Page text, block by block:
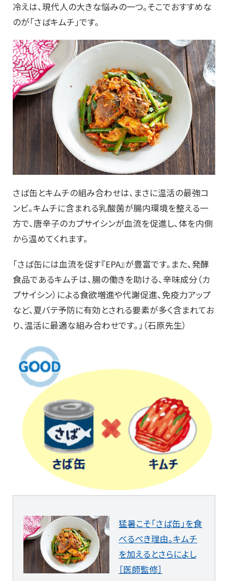
冷えは、現代人の大きな悩みの一つ。そこでおすすめな
のが「さばキムチ」です。
さば缶とキムチの組み合わせは、まさに温活の最強コ
ンビ。キムチに含まれる乳酸菌が腸内環境を整える一
方で、唐辛子のカプサイシンが血流を促進し、体を内側
から温めてくれます。
「さば缶には血流を促す『EPA』が豊富です。また、発酵
食品であるキムチは、腸の働きを助ける、辛味成分（カ
プサイシン）による食欲増進や代謝促進、免疫力アップ
など、夏バテ予防に有効とされる要素が多く含まれてお
り、温活に最適な組み合わせです。」（石原先生）
猛暑こそ「さば缶」を食
べるべき理由。キムチ
を加えるとさらによし
［医師監修］